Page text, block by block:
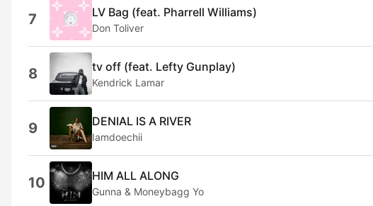
7 LV Bag (feat. Pharrell Williams)
Don Toliver
8 tv off (feat. Lefty Gunplay)
Kendrick Lamar
9 DENIAL IS A RIVER
Iamdoechii
10 HIM ALL ALONG
Gunna & Moneybagg Yo